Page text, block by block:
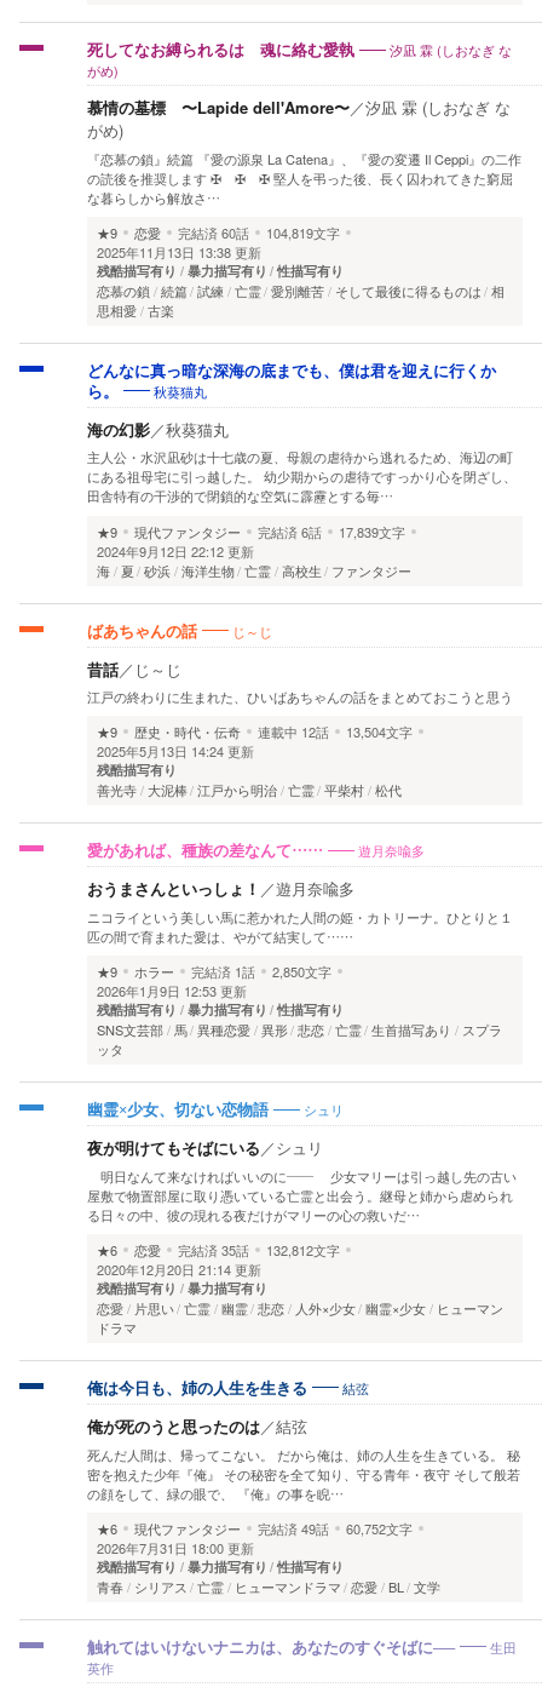
死してなお縛られるは 魂に絡む愛執
汐凪 霖 (しおなぎ な
がめ)
慕情の墓標 〜Lapide dell'Amore〜／汐凪 霖 (しおなぎ な
がめ)
『恋慕の鎖』続篇 『愛の源泉 La Catena』、『愛の変遷 Il Ceppi』の二作
の読後を推奨します ✠ ✠ ✠ 堅人を弔った後、長く囚われてきた窮屈
な暮らしから解放さ…
★9
恋愛 完結済60話
104,819文字
2025年11月13日 13:38 更新
残酷描写有り 暴力描写有り 性描写有り
恋慕の鎖 続篇 試練 亡霊 愛別離苦 そして最後に得るものは 相
思相愛 古楽
どんなに真っ暗な深海の底までも、僕は君を迎えに行くか
ら。
秋葵猫丸
海の幻影／秋葵猫丸
主人公・水沢凪砂は十七歳の夏、母親の虐待から逃れるため、海辺の町
にある祖母宅に引っ越した。 幼少期からの虐待ですっかり心を閉ざし、
田舎特有の干渉的で閉鎖的な空気に霹靂とする毎…
★9
現代ファンタジー 完結済6話
17,839文字
2024年9月12日 22:12 更新
海 夏 砂浜 海洋生物 亡霊 高校生 ファンタジー
ばあちゃんの話 じ～じ
昔話／ じ～じ
江戸の終わりに生まれた、ひいばあちゃんの話をまとめておこうと思う
★9
歴史・時代・伝奇 連載中 12話
13,504文字
2025年5月13日 14:24 更新
残酷描写有り
善光寺 大泥棒 江戸から明治 亡霊 平柴村 松代
愛があれば、種族の差なんて…… 遊月奈喩多
おうまさんといっしょ！ ／遊月奈喩多
ニコライという美しい馬に惹かれた人間の姫・カトリーナ。ひとりと１
匹の間で育まれた愛は、やがて結実して……
★9
ホラー 完結済 1話
2,850文字
2026年1月9日 12:53 更新
残酷描写有り 暴力描写有り 性描写有り
SNS文芸部 馬 異種恋愛 異形 悲恋 亡霊 生首描写あり
スプラ
ッタ
幽霊×少女、切ない恋物語 シュリ
夜が明けてもそばにいる／シュリ
明日なんて来なければいいのに―― 少女マリーは引っ越し先の古い
屋敷で物置部屋に取り憑いている亡霊と出会う。継母と姉から虐められ
る日々の中、彼の現れる夜だけがマリーの心の救いだ…
★6
恋愛 完結済35話
132,812文字
2020年12月20日 21:14 更新
残酷描写有り 暴力描写有り
恋愛 片思い 亡霊 幽霊 悲恋 人外×少女 幽霊×少女
ヒューマン
ドラマ
俺は今日も、姉の人生を生きる 結弦
俺が死のうと思ったのは／結弦
死んだ人間は、帰ってこない。 だから俺は、姉の人生を生きている。 秘
密を抱えた少年『俺』 その秘密を全て知り、守る青年・夜守 そして般若
の顔をして、緑の眼で、 『俺』の事を睨…
★6
現代ファンタジー 完結済49話
60,752文字
2026年7月31日 18:00 更新
残酷描写有り 暴力描写有り 性描写有り
青春 シリアス 亡霊 ヒューマンドラマ 恋愛 BL 文学
触れてはいけないナニカは、あなたのすぐそばに──
生田
英作